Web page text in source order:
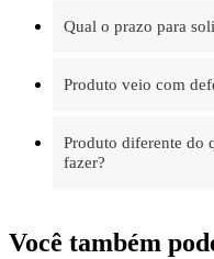
Qual o prazo para
Produto veio com
Produto diferente do
fazer?
Você também